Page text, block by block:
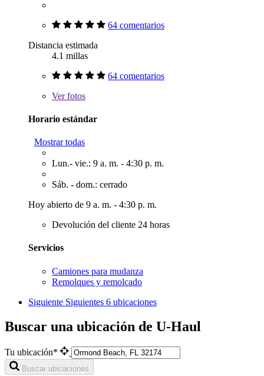
64 comentarios
Distancia estimada
4.1 millas
64 comentarios
Verfotos
Horario estándar
Mostrar todas
Lun.- vie.: 9 a. m. - 4:30 p. m.
Sáb. - dom.: cerrado
Hoy abierto de 9 a. m. - 4:30 p. m.
Devolución del cliente 24 horas
Servicios
Camiones para mudanza
Remolques y remolcado
Siguiente Siguientes 6 ubicaciones
Buscar una ubicación de U-Haul
Tu ubicación*
Buscar ubicaciones